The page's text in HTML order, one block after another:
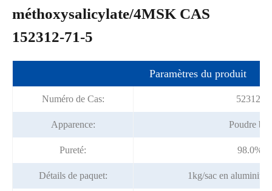
méthoxysalicylate/4MSK CAS
152312-71-5
Paramètres du produit
Numéro de Cas: 52312-
Apparence: Poudre
Pureté: 98.0%
Détails de paquet: 1kg/sac en